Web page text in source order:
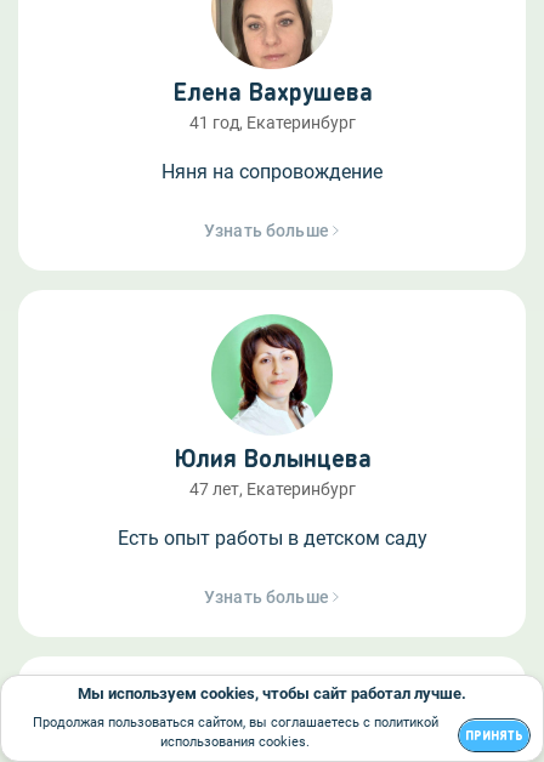
Елена Вахрушева
41 год, Екатеринбург
Няня на сопровождение
Узнать больше
Юлия Волынцева
47 лет, Екатеринбург
Есть опыт работы в детском саду
Узнать больше
Мы используем cookies, чтобы сайт работал лучше.
Продолжая пользоваться сайтом, вы соглашаетесь с политикой
использования cookies.
ПРИНЯТЬ